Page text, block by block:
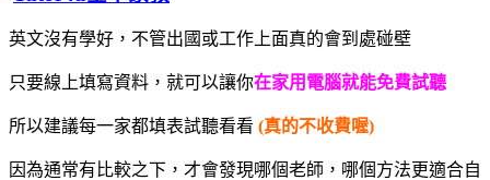
英文沒有學好，不管出國或工作上面真的會到處碰壁
只要線上填寫資料，就可以讓你在家用電腦就能免費試聽
所以建議每一家都填表試聽看看 (真的不收費喔)
因為通常有比較之下，才會發現哪個老師，哪個方法更適合自